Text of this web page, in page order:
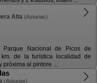
Alta (Asturias)
Parque Nacional de Picos de
de la turística localidad de
próxima al pintore ...
(Asturias)